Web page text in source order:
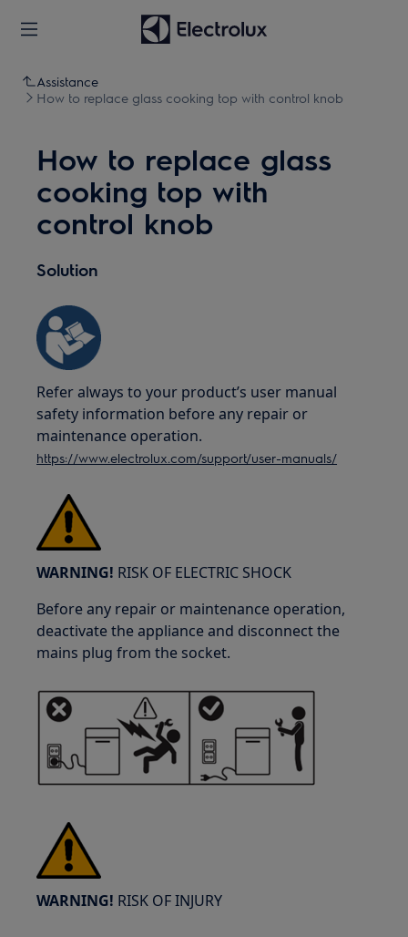
Assistance
How to replace glass cooking top with control knob
How to replace glass
cooking top with
control knob
Solution
Refer always to your product’s user manual
safety information before any repair or
maintenance operation.
https://www.electrolux.com/support/user-manuals/
WARNING! RISK OF ELECTRIC SHOCK
Before any repair or maintenance operation,
deactivate the appliance and disconnect the
mains plug from the socket.
WARNING! RISK OF INJURY